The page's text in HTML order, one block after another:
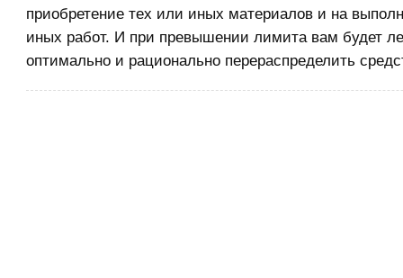
приобретение тех или иных материалов и на
иных работ. И при превышении лимита вам будет
оптимально и рационально перераспределить